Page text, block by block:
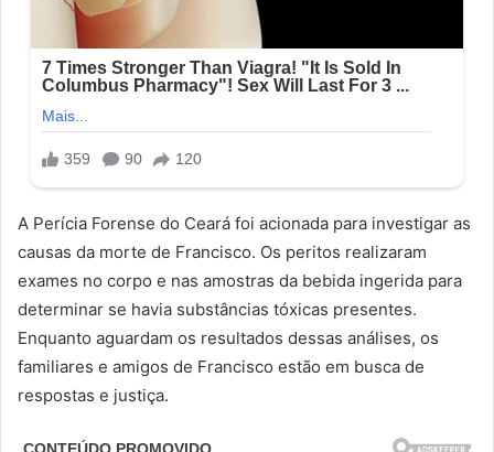
A Perícia Forense do Ceará foi acionada para investigar as
causas da morte de Francisco. Os peritos realizaram
exames no corpo e nas amostras da bebida ingerida para
determinar se havia substâncias tóxicas presentes.
Enquanto aguardam os resultados dessas análises, os
familiares e amigos de Francisco estão em busca de
respostas e justiça.